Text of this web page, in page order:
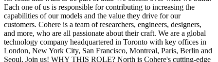
Each one of us is responsible for contributing to increasing the
capabilities of our models and the value they drive for our
customers. Cohere is a team of researchers, engineers, designers,
and more, who are all passionate about their craft. We are a global
technology company headquartered in Toronto with key offices in
London, New York City, San Francisco, Montreal, Paris, Berlin and
Seoul. Join us! WHY THIS ROLE? North is Cohere's cutting-edge